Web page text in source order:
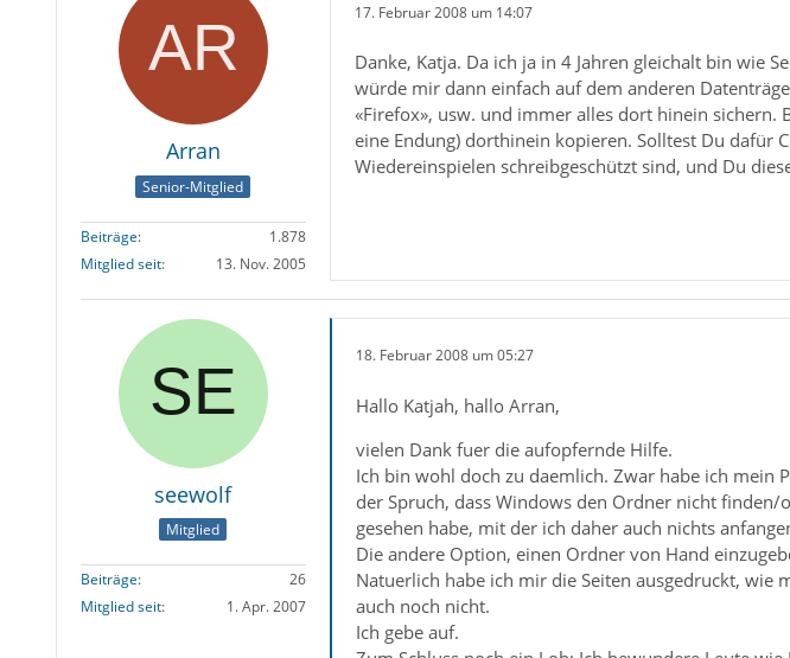
Arran
Senior-Mitglied
Beiträge
1.878
Mitglied seit
13. Nov. 2005
17. Februar 2008 um 14:07
Danke, Katja. Da ich ja in 4 Jahren gleichalt bin wie
würde mir dann einfach auf dem anderen
«Firefox», usw. und immer alles dort hinein sichern.
eine Endung) dorthinein kopieren. Solltest Du dafür
Wiedereinspielen schreibgeschützt sind, und Du
seewolf
Mitglied
Beiträge
26
Mitglied seit
1. Apr. 2007
18. Februar 2008 um 05:27
Hallo Katjah, hallo Arran,
vielen Dank fuer die aufopfernde Hilfe.
Ich bin wohl doch zu daemlich. Zwar habe ich mein
der Spruch, dass Windows den Ordner nicht
gesehen habe, mit der ich daher auch nichts
Die andere Option, einen Ordner von Hand
Natuerlich habe ich mir die Seiten ausgedruckt, wie
auch noch nicht.
Ich gebe auf.